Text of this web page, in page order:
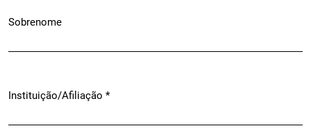
Sobrenome
Instituição/Afiliação *